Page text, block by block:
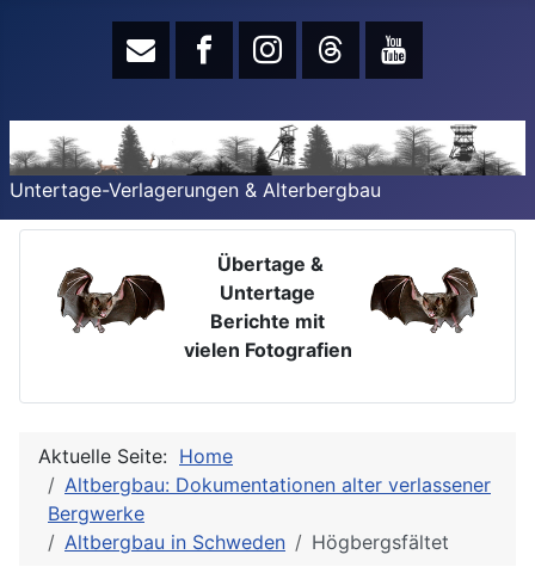
Untertage-Verlagerungen & Alterbergbau
Übertage &
Untertage
Berichte mit
vielen Fotografien
Aktuelle Seite: Home
Altbergbau: Dokumentationen alter verlassener
Bergwerke
Altbergbau in Schweden
Högbergsfältet